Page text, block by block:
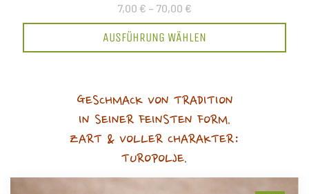
7,00 € – 70,00 €
AUSFÜHRUNG WÄHLEN
GESCHMACK VON TRADITION
IN SEINER FEINSTEN FORM.
ZART & VOLLER CHARAKTER:
TUROPOLJE.